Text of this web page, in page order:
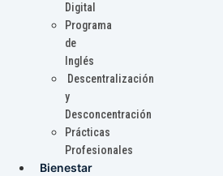
Digital
Programa
de
Inglés
Descentralización
y
Desconcentración
Prácticas
Profesionales
Bienestar